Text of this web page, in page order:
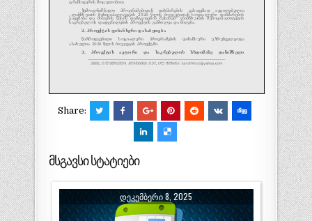
Share:
მსგავსი სტატიები
ᲓᲔᲙᲔᲛᲑᲔᲠᲘ 8, 2025